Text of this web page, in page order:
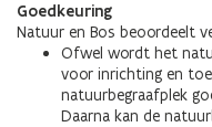
Goedkeuring
Natuur en Bos beoordeelt
Ofwel wordt het
voor inrichting en
natuurbegraafplek
Daarna kan de